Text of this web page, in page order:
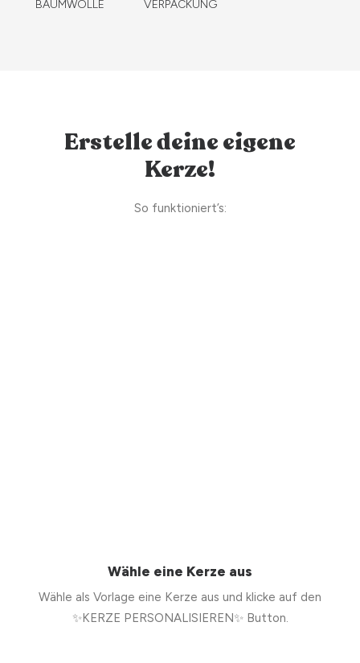
BAUMWOLLE VERPACKUNG
Erstelle deine eigene
Kerze!
So funktioniert’s:
Wähle eine Kerze aus
Wähle als Vorlage eine Kerze aus und klicke auf den
✨KERZE PERSONALISIEREN✨ Button.